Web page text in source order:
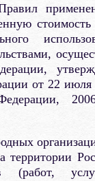
от 22
территории
(работ,